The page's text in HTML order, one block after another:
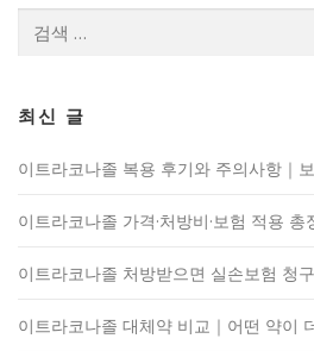
최신 글
이트라코나졸 복용 후기와 주의사항｜
이트라코나졸 가격·처방비·보험 적용 총
이트라코나졸 처방받으면 실손보험 청
이트라코나졸 대체약 비교｜어떤 약이